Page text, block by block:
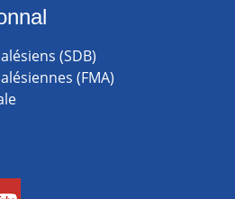
(SDB)
(FMA)